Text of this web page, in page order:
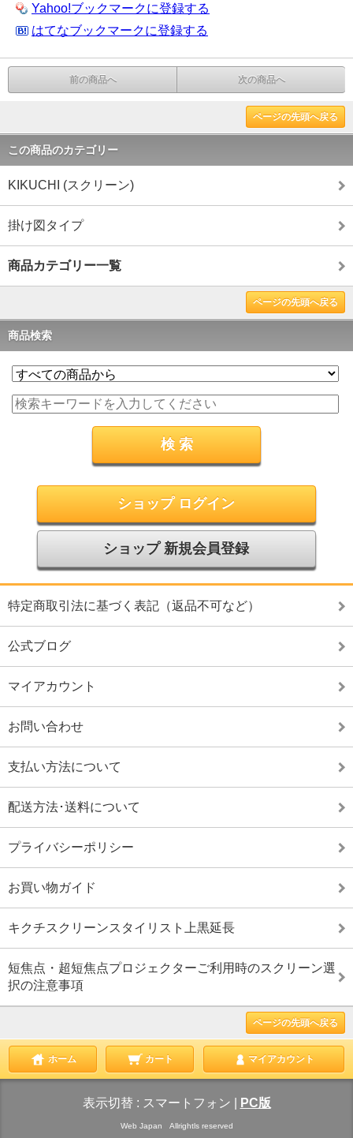
Yahoo!ブックマークに登録する
はてなブックマークに登録する
前の商品へ 次の商品へ
ページの先頭へ戻る
この商品のカテゴリー
KIKUCHI (スクリーン)
掛け図タイプ
商品カテゴリー一覧
ページの先頭へ戻る
商品検索
ショップ ログイン
ショップ 新規会員登録
特定商取引法に基づく表記（返品不可など）
公式ブログ
マイアカウント
お問い合わせ
支払い方法について
配送方法･送料について
プライバシーポリシー
お買い物ガイド
キクチスクリーンスタイリスト上黒延長
短焦点・超短焦点プロジェクターご利用時のスクリーン選
択の注意事項
ページの先頭へ戻る
ホーム カート マイアカウント
表示切替 : スマートフォン PC版
Web Japan Allrightls reserved